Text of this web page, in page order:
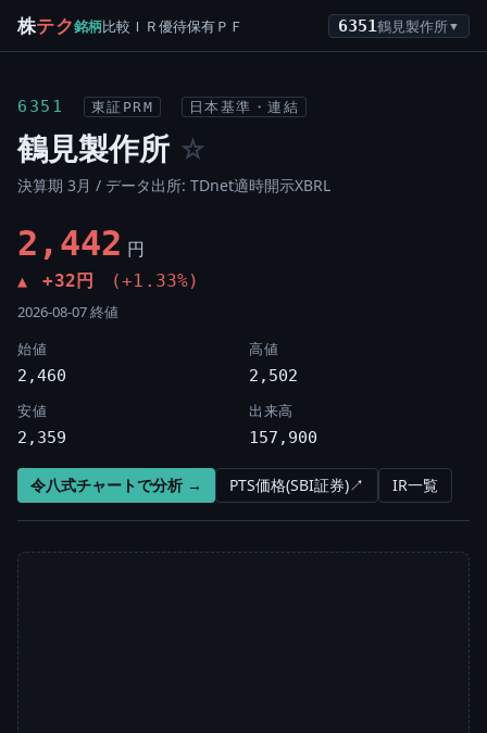
株テク銘柄比較 ＩＲ優待保有ＰＦ 6351鶴見製作所▼
6351 東証PRM 日本基準・連結
鶴見製作所 ☆
決算期 3月 / データ出所: TDnet適時開示XBRL
2,442 円
▲ +32円 (+1.33%)
2026-08-07 終値
始値
2,460
高値
2,502
安値
2,359
出来高
157,900
令八式チャートで分析 → PTS価格(SBI証券)↗ IR一覧